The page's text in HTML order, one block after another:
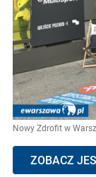
Nowy Zdrofit w
ZOBACZ